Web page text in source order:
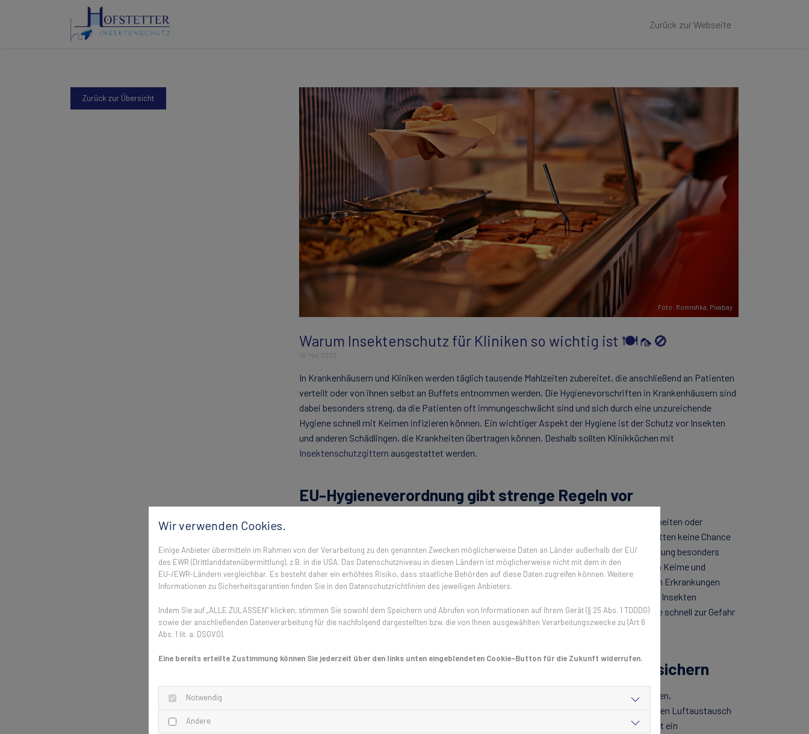
Zurück zur Webseite
Zurück zur Übersicht
Foto: Romnshka, Pixabay
Warum Insektenschutz für Kliniken so wichtig ist 🍽️🦟🚫
18. Mai 2023
In Krankenhäusern und Kliniken werden täglich tausende Mahlzeiten zubereitet, die anschließend an Patienten
verteilt oder von ihnen selbst an Buffets entnommen werden. Die Hygienevorschriften in Krankenhäusern sind
dabei besonders streng, da die Patienten oft immungeschwächt sind und sich durch eine unzureichende
Hygiene schnell mit Keimen infizieren können. Ein wichtiger Aspekt der Hygiene ist der Schutz vor Insekten
und anderen Schädlingen, die Krankheiten übertragen können. Deshalb sollten Klinikküchen mit
Insektenschutzgittern ausgestattet werden.
EU-Hygieneverordnung gibt strenge Regeln vor
Die Europäische Hygieneverordnung regelt, dass alle Unternehmen, die Lebensmittel verarbeiten oder
verkaufen, dafür sorgen müssen, dass Schädlinge wie Fliegen, Mücken, Kakerlaken oder Ratten keine Chance
haben, in die Küchen- und Lagerbereiche einzudringen. In Krankenhäusern gilt diese Verordnung besonders
streng, da Patienten hier oft anfälliger für Infektionen sind. Insekten und Schädlinge können Keime und
Bakterien übertragen, die sich in Lebensmitteln vermehren und beim Verzehr zu ernsthaften Erkrankungen
führen können. Auch wenn die Klinikküchen grundsätzlich sehr hygienisch arbeiten, können Insekten
unbemerkt in die Küche gelangen und sich dort vermehren. Einmal eingedrungen, können sie schnell zur Gefahr
für Patienten und Mitarbeiter werden.
Fenster und Türen zuverlässig mit Insektenschutz sichern
Aus diesem Grund ist es wichtig, an Fenstern und Türen, die sich zur Außenwelt öffnen lassen,
Insektenschutzgitter anzubringen. Diese halten Insekten zuverlässig draußen, ohne dabei den Luftaustausch
zu behindern. Gerade in der warmen Jahreszeit, wenn vermehrt Insekten unterwegs sind, ist ein
Wir verwenden Cookies.
Einige Anbieter übermitteln im Rahmen von der Verarbeitung zu den genannten Zwecken möglicherweise Daten an Länder außerhalb der EU/
des EWR (Drittlanddatenübermittlung), z.B. in die USA. Das Datenschutzniveau in diesen Ländern ist möglicherweise nicht mit dem in den
EU-/EWR-Ländern vergleichbar. Es besteht daher ein erhöhtes Risiko, dass staatliche Behörden auf diese Daten zugreifen können. Weitere
Informationen zu Sicherheitsgarantien finden Sie in den Datenschutzrichtlinien des jeweiligen Anbieters.
Indem Sie auf „ALLE ZULASSEN" klicken, stimmen Sie sowohl dem Speichern und Abrufen von Informationen auf Ihrem Gerät (§ 25 Abs. 1 TDDDG)
sowie der anschließenden Datenverarbeitung für die nachfolgend dargestellten bzw. die von Ihnen ausgewählten Verarbeitungszwecke zu (Art 6
Abs. 1 lit. a. DSGVO).
Eine bereits erteilte Zustimmung können Sie jederzeit über den links unten eingeblendeten Cookie-Button für die Zukunft widerrufen.
Notwendig
Andere